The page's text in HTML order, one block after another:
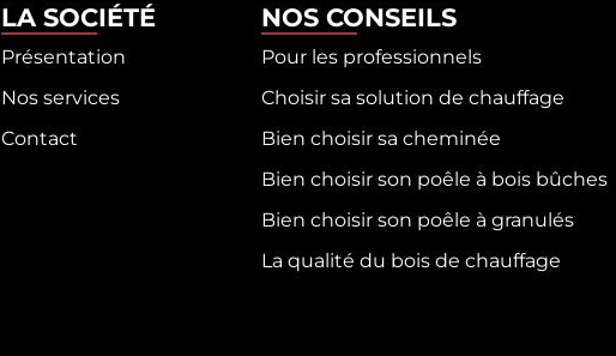
LA SOCIÉTÉ
Présentation
Nos services
Contact
NOS CONSEILS
Pour les professionnels
Choisir sa solution de chauffage
Bien choisir sa cheminée
Bien choisir son poêle à bois bûches
Bien choisir son poêle à granulés
La qualité du bois de chauffage